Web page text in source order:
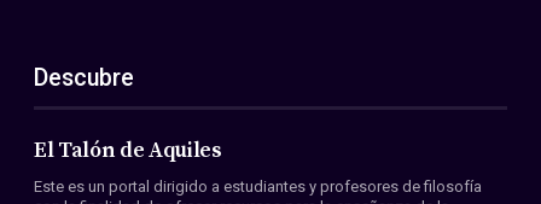
ES
EN
Acerca de nosotros
Miembros
Convenios
Descubre
El Talón de Aquiles
Este es un portal dirigido a estudiantes y profesores de filosofía